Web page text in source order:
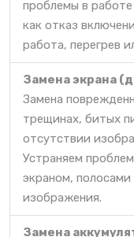
проблемы в
как отказ
работа, перегрев
Замена экрана
Замена
трещинах, битых
отсутствии
Устраняем
экраном,
изображения.
Замена